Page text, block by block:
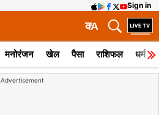
Sign in
A
क
मनोरंजन खेल पैसा राशिफल धर्म
Advertisement